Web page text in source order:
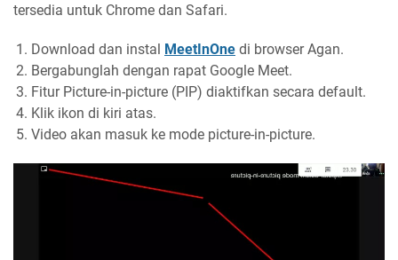
tersedia untuk Chrome dan Safari.
Download dan instal MeetInOne di browser Agan.
Bergabunglah dengan rapat Google Meet.
Fitur Picture-in-picture (PIP) diaktifkan secara default.
Klik ikon di kiri atas.
Video akan masuk ke mode picture-in-picture.